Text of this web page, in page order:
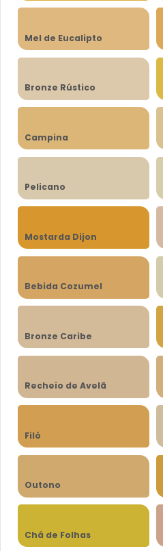
Mel de Eucalipto
Bronze Rústico
Campina
Pelicano
Mostarda Dijon
Bebida Cozumel
Bronze Caribe
Recheio de Avelã
Filó
Outono
Chá de Folhas